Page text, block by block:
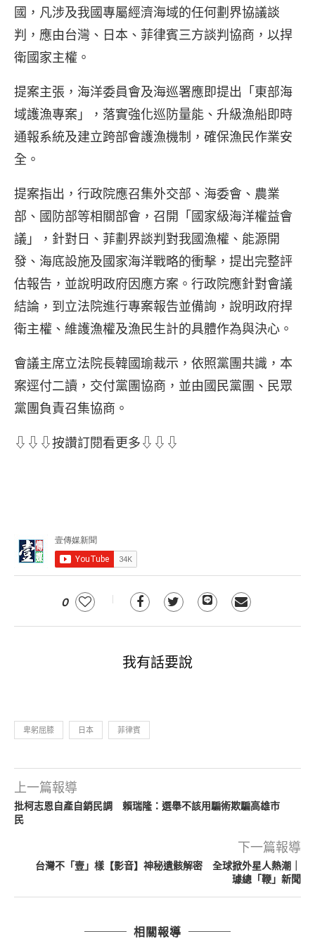
國，凡涉及我國專屬經濟海域的任何劃界協議談
判，應由台灣、日本、菲律賓三方談判協商，以捍
衛國家主權。
提案主張，海洋委員會及海巡署應即提出「東部海
域護漁專案」，落實強化巡防量能、升級漁船即時
通報系統及建立跨部會護漁機制，確保漁民作業安
全。
提案指出，行政院應召集外交部、海委會、農業
部、國防部等相關部會，召開「國家級海洋權益會
議」，針對日、菲劃界談判對我國漁權、能源開
發、海底設施及國家海洋戰略的衝擊，提出完整評
估報告，並說明政府因應方案。行政院應針對會議
結論，到立法院進行專案報告並備詢，說明政府捍
衛主權、維護漁權及漁民生計的具體作為與決心。
會議主席立法院長韓國瑜裁示，依照黨團共識，本
案逕付二讀，交付黨團協商，並由國民黨團、民眾
黨團負責召集協商。
⇩⇩⇩按讚訂閱看更多⇩⇩⇩
0
我有話要說
卑躬屈膝 日本 菲律賓
上一篇報導
批柯志恩自產自銷民調 賴瑞隆：選舉不該用騙術欺騙高雄市
民
下一篇報導
台灣不「壹」樣【影音】神秘遺骸解密 全球掀外星人熱潮｜
璩總「鞭」新聞
相關報導